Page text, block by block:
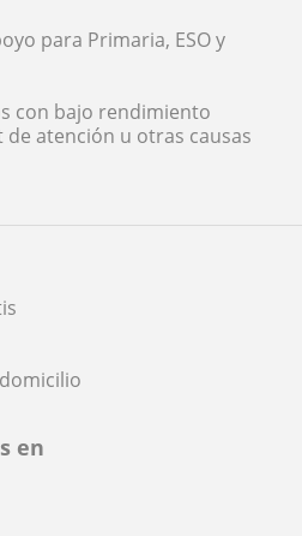
en
para Primaria, ESO y
con bajo rendimiento
atención u otras causas